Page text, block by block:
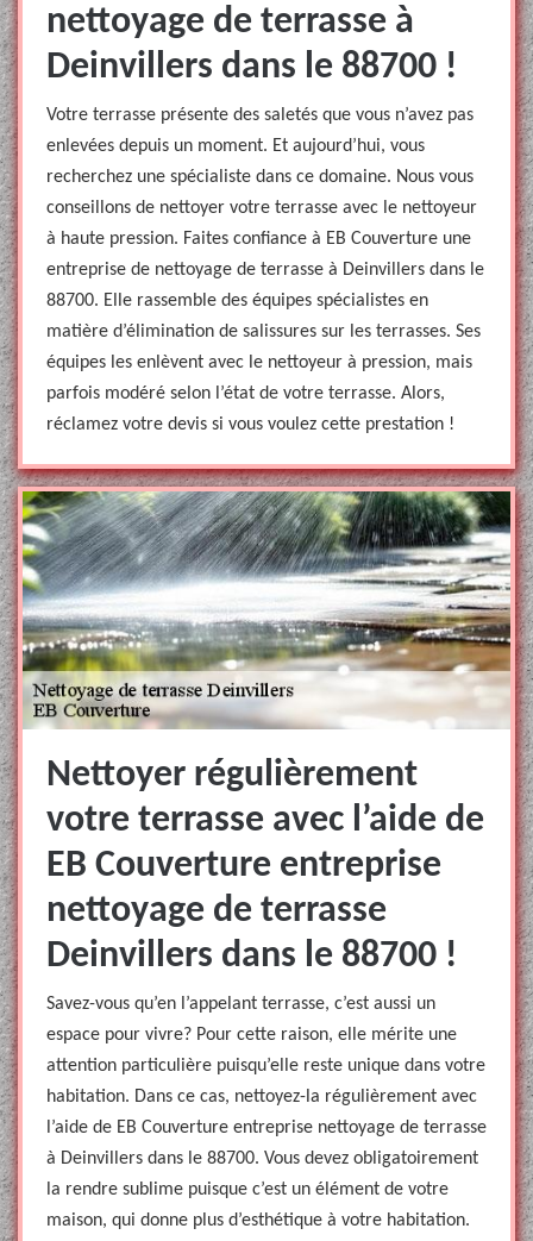
nettoyage de terrasse à
Deinvillers dans le 88700 !
Votre terrasse présente des saletés que vous n’avez pas
enlevées depuis un moment. Et aujourd’hui, vous
recherchez une spécialiste dans ce domaine. Nous vous
conseillons de nettoyer votre terrasse avec le nettoyeur
à haute pression. Faites confiance à EB Couverture une
entreprise de nettoyage de terrasse à Deinvillers dans le
88700. Elle rassemble des équipes spécialistes en
matière d’élimination de salissures sur les terrasses. Ses
équipes les enlèvent avec le nettoyeur à pression, mais
parfois modéré selon l’état de votre terrasse. Alors,
réclamez votre devis si vous voulez cette prestation !
Nettoyer régulièrement
votre terrasse avec l’aide de
EB Couverture entreprise
nettoyage de terrasse
Deinvillers dans le 88700 !
Savez-vous qu’en l’appelant terrasse, c’est aussi un
espace pour vivre? Pour cette raison, elle mérite une
attention particulière puisqu’elle reste unique dans votre
habitation. Dans ce cas, nettoyez-la régulièrement avec
l’aide de EB Couverture entreprise nettoyage de terrasse
à Deinvillers dans le 88700. Vous devez obligatoirement
la rendre sublime puisque c’est un élément de votre
maison, qui donne plus d’esthétique à votre habitation.